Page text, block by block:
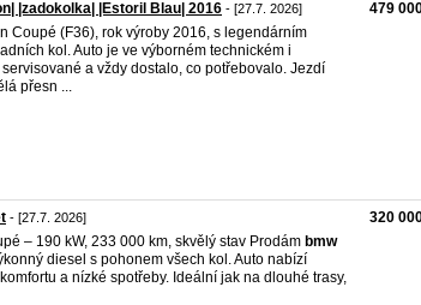
|zadokolka| |Estoril Blau| 2016 - [27.7. 2026]
Coupé (F36), rok výroby 2016, s legendárním
kol. Auto je ve výborném technickém i
a vždy dostalo, co potřebovalo. Jezdí
přesn ...
479
- [27.7. 2026]
– 190 kW, 233 000 km, skvělý stav Prodám bmw
diesel s pohonem všech kol. Auto nabízí
a nízké spotřeby. Ideální jak na dlouhé trasy,
320